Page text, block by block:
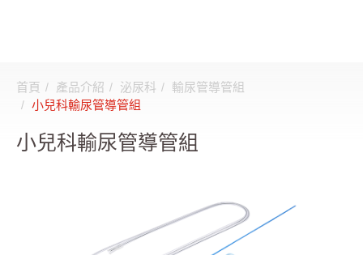
首頁 產品介紹 泌尿科
輸尿管導管組
小兒科輸尿管導管組
小兒科輸尿管導管組
登入 註冊